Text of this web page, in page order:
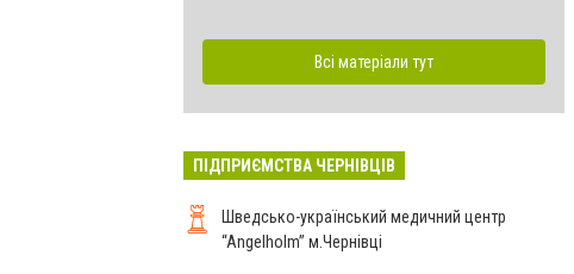
Всі матеріали тут
ПІДПРИЄМСТВА ЧЕРНІВЦІВ
Шведсько-український медичний центр
“Angelholm” м.Чернівці